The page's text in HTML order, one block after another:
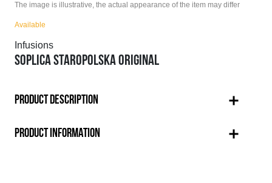
The image is illustrative, the actual appearance of the item may differ
Available
Infusions
SOPLICA STAROPOLSKA ORIGINAL
PRODUCT DESCRIPTION
PRODUCT INFORMATION